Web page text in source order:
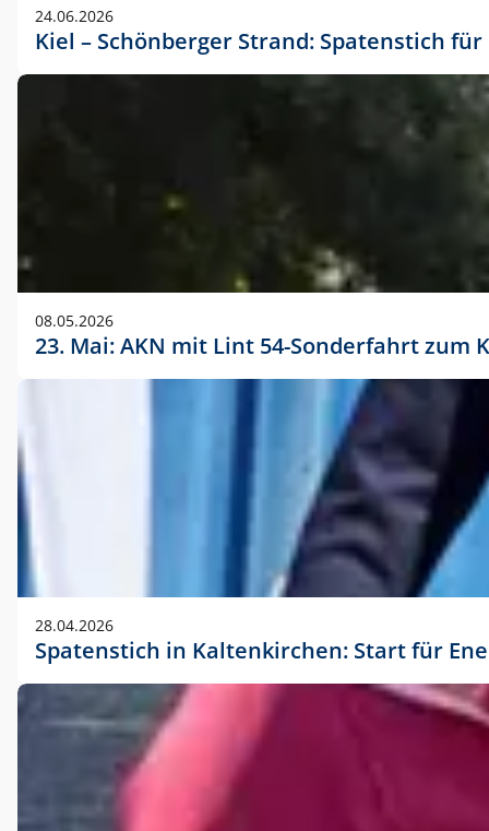
24.06.2026
Kiel – Schönberger Strand: Spatenstich
08.05.2026
23. Mai: AKN mit Lint 54-Sonderfahrt
28.04.2026
Spatenstich in Kaltenkirchen: Start für